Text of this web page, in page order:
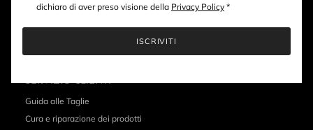
SERVIZIO CLIENTI
Guida alle Taglie
Cura e riparazione dei prodotti
dichiaro di aver preso visione della Privacy Policy *
ISCRIVITI